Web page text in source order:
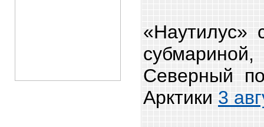
«Наутилус»
Северный
Арктики 3